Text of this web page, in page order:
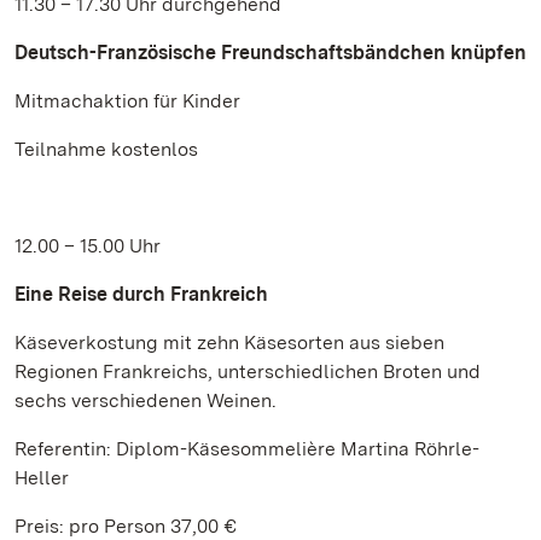
Deutsch-Französische Freundschaftsbändchen knüpfen
Mitmachaktion für Kinder
Teilnahme kostenlos
12.00 – 15.00 Uhr
Eine Reise durch Frankreich
Käseverkostung mit zehn Käsesorten aus sieben
Regionen Frankreichs, unterschiedlichen Broten und
sechs verschiedenen Weinen.
Referentin: Diplom-Käsesommelière Martina Röhrle-
Heller
Preis: pro Person 37,00 €